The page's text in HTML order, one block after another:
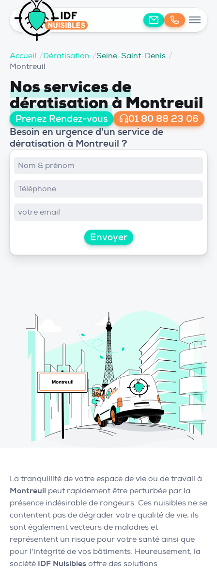
Accueil /Dératisation /Seine-Saint-Denis /
Montreuil
Nos services de
dératisationà Montreuil
Prenez Rendez-vous 01 80 88 23 06
Besoin en urgence d'un service de
dératisation à Montreuil ?
Envoyer
La tranquillité de votre espace de vie ou de travail à
Montreuil peut rapidement être perturbée par la
présence indésirable de rongeurs. Ces nuisibles ne se
contentent pas de dégrader votre qualité de vie, ils
sont également vecteurs de maladies et
représentent un risque pour votre santé ainsi que
pour l'intégrité de vos bâtiments. Heureusement, la
société IDF Nuisibles offre des solutions